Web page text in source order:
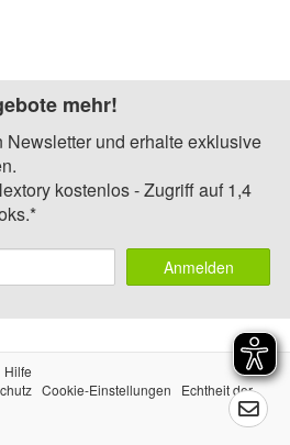
mehr!
und erhalte exklusive
kostenlos - Zugriff auf 1,4
Anmelden
Hilfe
Cookie-Einstellungen
Echtheit der